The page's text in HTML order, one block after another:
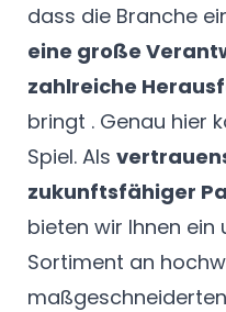
dass die Branche
eine große
zahlreiche
bringt . Genau hier
Spiel. Als
zukunftsfähiger
bieten wir Ihnen
Sortiment an